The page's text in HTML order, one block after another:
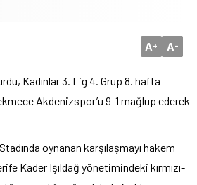
A+ A-
Kadınlar 3. Lig 4. Grup 8. hafta
Akdenizspor’u 9-1 mağlup ederek
oynanan karşılaşmayı hakem
Kader Işıldağ yönetimindeki kırmızı-